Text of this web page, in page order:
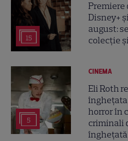
15
Premiere
Disney+
august:
colecție
5
CINEMA
Eli Roth
înghețata
horror în
criminali
înghețată